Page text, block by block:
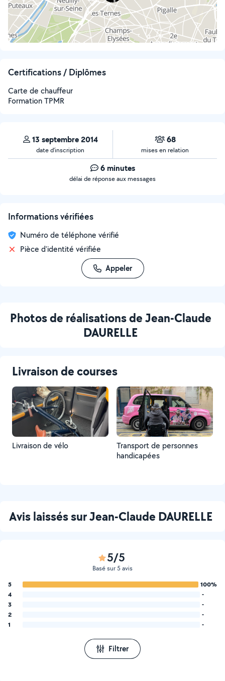
Certifications / Diplômes
Carte de chauffeur
Formation TPMR
13 septembre 2014
date d’inscription
68
mises en relation
6 minutes
délai de réponse aux messages
Informations vérifiées
Numéro de téléphone vérifié
Pièce d'identité vérifiée
Appeler
Photos de réalisations de Jean-Claude
DAURELLE
Livraison de courses
Livraison de vélo
Transport de personnes
handicapées
Avis laissés sur Jean-Claude DAURELLE
5/5
Basé sur 5 avis
5
100%
4
-
3
-
2
-
1
-
Filtrer